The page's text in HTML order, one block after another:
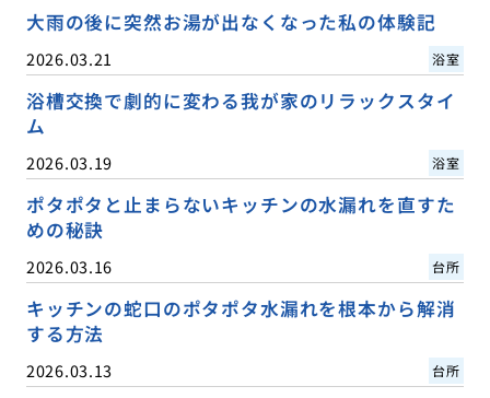
大雨の後に突然お湯が出なくなった私の体験記
2026.03.21 浴室
浴槽交換で劇的に変わる我が家のリラックスタイ
ム
2026.03.19 浴室
ポタポタと止まらないキッチンの水漏れを直すた
めの秘訣
2026.03.16 台所
キッチンの蛇口のポタポタ水漏れを根本から解消
する方法
2026.03.13 台所